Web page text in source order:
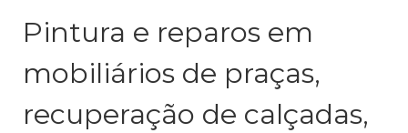
Pintura e reparos em
mobiliários de praças,
recuperação de calçadas,